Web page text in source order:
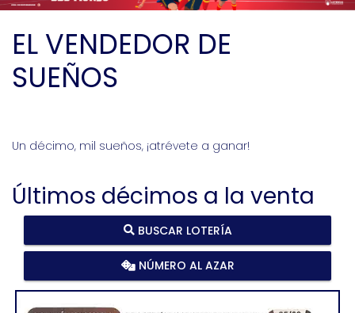
EL VENDEDOR DE
SUEÑOS
Un décimo, mil sueños, ¡atrévete a ganar!
Últimos décimos a la venta
BUSCAR LOTERÍA
NÚMERO AL AZAR